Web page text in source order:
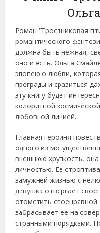
Роман “Тростниковая
романтического
должна быть нежная,
оно и есть. Ольга
эпопею о любви,
преграды и сразиться
эту книгу будет
колоритной
любовной линией.
Главная героиня
одного из
внешнюю хрупкость, она
личностью. Ее
замужней жизнью с
девушка отвергает
отомстить
забрасывает ее на
странными порядками.